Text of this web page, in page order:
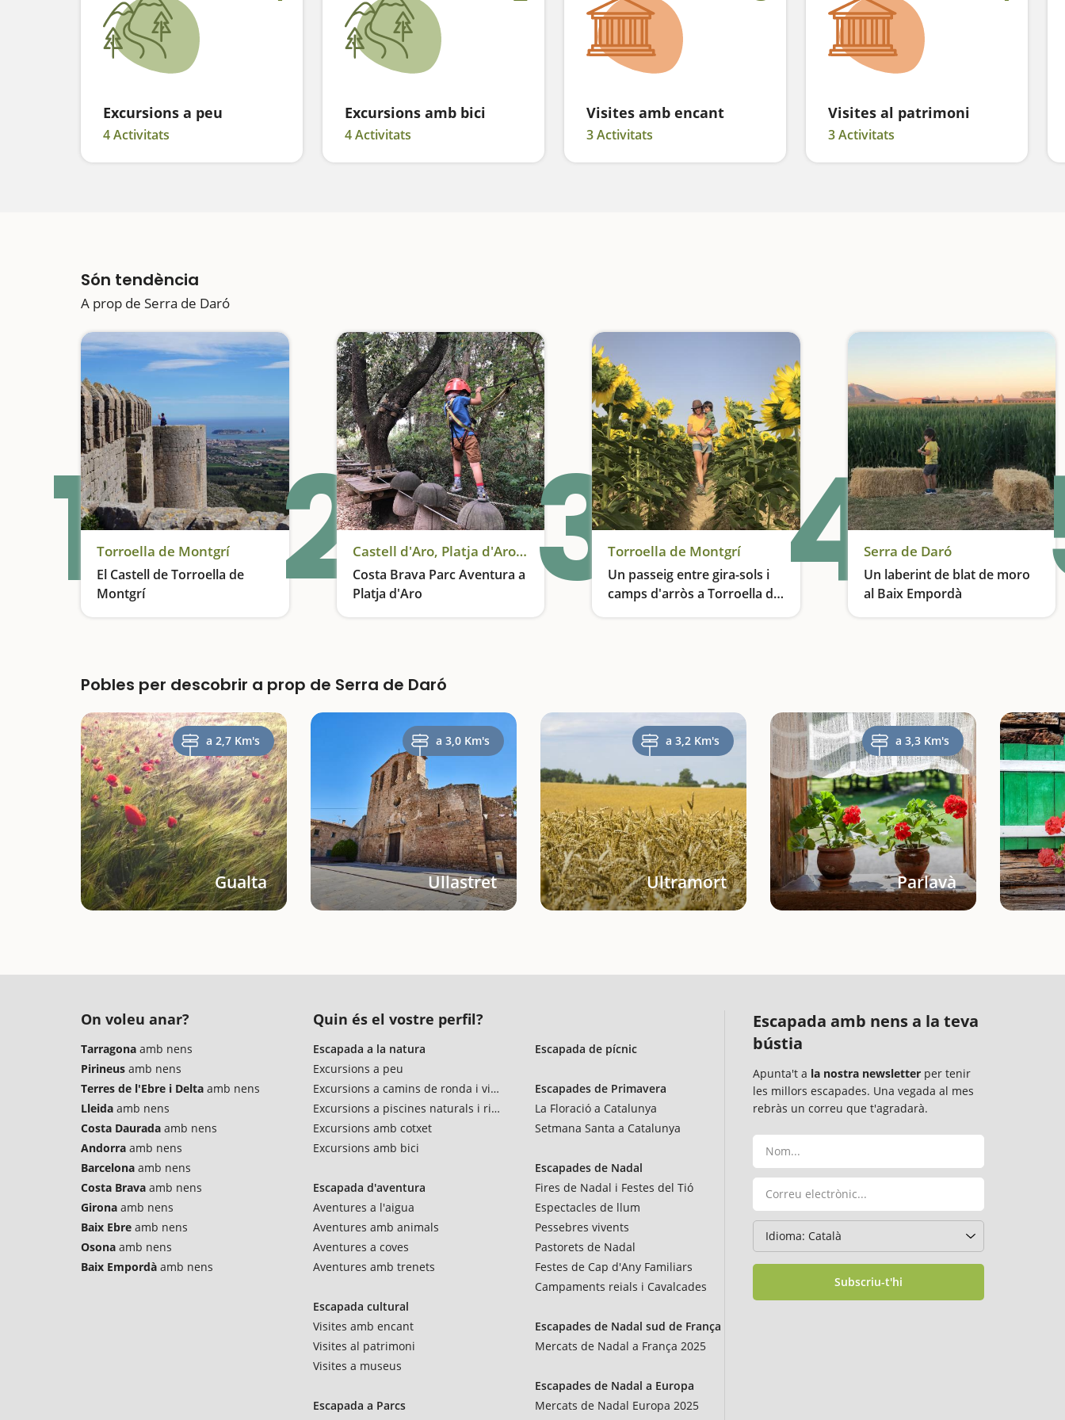
Excursions a peu
4 Activitats
Excursions amb bici
4 Activitats
Visites amb encant
3 Activitats
Visites al patrimoni
3 Activitats
Són tendència
A prop de Serra de Daró
1Torroella de Montgrí
El Castell de Torroella de
Montgrí
Patrimoni històric amb vistes 2 Castell d'Aro, Platja d'Aro i S'Agaró
Costa Brava Parc Aventura a
Platja d'Aro
Circuits entre els arbres, tirolines, ponts penjants, rocòdroms i molt més 3Torroella de Montgrí
Un passeig entre gira-sols i
camps d'arròs a Torroella de
Els altres encants naturals de la Costa Brava4Serra de Daró
Un laberint de blat de moro
al Baix Empordà
Entrem al laberint de Can Pujol, un tresor de la Costa Brava
Pobles per descobrir a prop de Serra de Daró
a 2,7 Km's
Gualta
a 3,0 Km's
Ullastret
a 3,2 Km's
Ultramort
a 3,3 Km's
Parlavà
On voleu anar?
Tarragona amb nens
Pirineus amb nens
Terres de l'Ebre i Delta amb nens
Lleida amb nens
Costa Daurada amb nens
Andorra amb nens
Barcelona amb nens
Costa Brava amb nens
Girona amb nens
Baix Ebre amb nens
Osona amb nens
Baix Empordà amb nens
Quin és el vostre perfil?
Escapada a la natura
Excursions a peu
Excursions a camins de ronda i vies verdes
Excursions a piscines naturals i rius
Excursions amb cotxet
Excursions amb bici
Escapada d'aventura
Aventures a l'aigua
Aventures amb animals
Aventures a coves
Aventures amb trenets
Escapada cultural
Visites amb encant
Visites al patrimoni
Visites a museus
Escapada a Parcs
Escapada de pícnic
Escapades de Primavera
La Floració a Catalunya
Setmana Santa a Catalunya
Escapades de Nadal
Fires de Nadal i Festes del Tió
Espectacles de llum
Pessebres vivents
Pastorets de Nadal
Festes de Cap d'Any Familiars
Campaments reials i Cavalcades
Escapades de Nadal sud de França
Mercats de Nadal a França 2025
Escapades de Nadal a Europa
Mercats de Nadal Europa 2025
Escapada amb nens a la teva
bústia
Apunta't a la nostra newsletter per tenir
les millors escapades. Una vegada al mes
rebràs un correu que t'agradarà.
Subscriu-t'hi